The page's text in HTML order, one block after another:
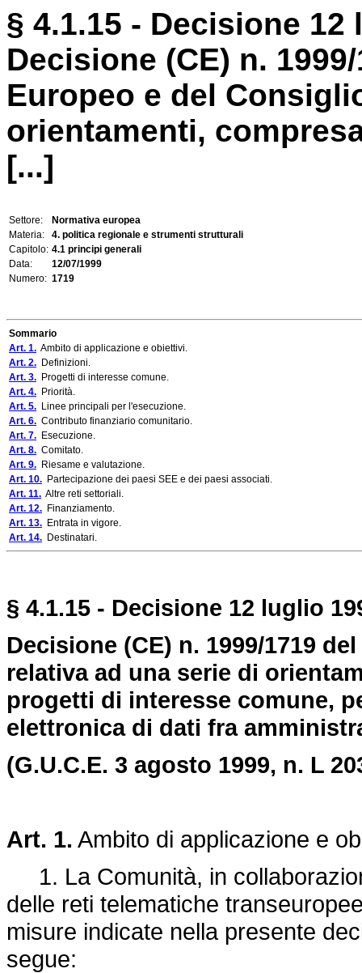
§ 4.1.15 - Decisione 12
Decisione (CE) n.
Europeo e del
orientamenti,
[...]
Settore:
Normativa europea
Materia:
4. politica regionale e strumenti strutturali
Capitolo: 4.1 principi generali
Data:
12/07/1999
Numero: 1719
Sommario
Art. 1. Ambito di applicazione e obiettivi.
Art. 2. Definizioni.
Art. 3. Progetti di interesse comune.
Art. 4. Priorità.
Art. 5. Linee principali per l'esecuzione.
Art. 6. Contributo finanziario comunitario.
Art. 7. Esecuzione.
Art. 8. Comitato.
Art. 9. Riesame e valutazione.
Art. 10. Partecipazione dei paesi SEE e dei paesi associati.
Art. 11. Altre reti settoriali.
Art. 12. Finanziamento.
Art. 13. Entrata in vigore.
Art. 14. Destinatari.
§ 4.1.15 - Decisione 12 luglio
Decisione (CE) n. 1999/1719
relativa ad una serie di
progetti di interesse comune,
elettronica di dati fra
(G.U.C.E. 3 agosto 1999, n. L
Art. 1. Ambito di applicazione e
1. La Comunità, in
delle reti telematiche
misure indicate nella presente
segue: